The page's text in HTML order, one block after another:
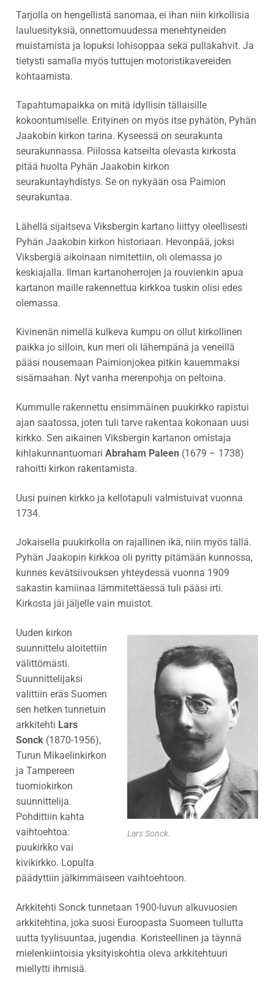
Tarjolla on hengellistä sanomaa, ei ihan niin kirkollisia
lauluesityksiä, onnettomuudessa menehtyneiden
muistamista ja lopuksi lohisoppaa sekä pullakahvit. Ja
tietysti samalla myös tuttujen motoristikavereiden
kohtaamista.
Tapahtumapaikka on mitä idyllisin tällaisille
kokoontumiselle. Erityinen on myös itse pyhätön, Pyhän
Jaakobin kirkon tarina. Kyseessä on seurakunta
seurakunnassa. Piilossa katseilta olevasta kirkosta
pitää huolta Pyhän Jaakobin kirkon
seurakuntayhdistys. Se on nykyään osa Paimion
seurakuntaa.
Lähellä sijaitseva Viksbergin kartano liittyy oleellisesti
Pyhän Jaakobin kirkon historiaan. Hevonpää, joksi
Viksbergiä aikoinaan nimitettiin, oli olemassa jo
keskiajalla. Ilman kartanoherrojen ja rouvienkin apua
kartanon maille rakennettua kirkkoa tuskin olisi edes
olemassa.
Kivinenän nimellä kulkeva kumpu on ollut kirkollinen
paikka jo silloin, kun meri oli lähempänä ja veneillä
pääsi nousemaan Paimionjokea pitkin kauemmaksi
sisämaahan. Nyt vanha merenpohja on peltoina.
Kummulle rakennettu ensimmäinen puukirkko rapistui
ajan saatossa, joten tuli tarve rakentaa kokonaan uusi
kirkko. Sen aikainen Viksbergin kartanon omistaja
kihlakunnantuomari Abraham Paleen (1679 – 1738)
rahoitti kirkon rakentamista.
Uusi puinen kirkko ja kellotapuli valmistuivat vuonna
1734.
Jokaisella puukirkolla on rajallinen ikä, niin myös tällä.
Pyhän Jaakopin kirkkoa oli pyritty pitämään kunnossa,
kunnes kevätsiivouksen yhteydessä vuonna 1909
sakastin kamiinaa lämmitettäessä tuli pääsi irti.
Kirkosta jäi jäljelle vain muistot.
Lars Sonck.
Uuden kirkon
suunnittelu aloitettiin
välittömästi.
Suunnittelijaksi
valittiin eräs Suomen
sen hetken tunnetuin
arkkitehti Lars
Sonck (1870-1956),
Turun Mikaelinkirkon
ja Tampereen
tuomiokirkon
suunnittelija.
Pohdittiin kahta
vaihtoehtoa:
puukirkko vai
kivikirkko. Lopulta
päädyttiin jälkimmäiseen vaihtoehtoon.
Arkkitehti Sonck tunnetaan 1900-luvun alkuvuosien
arkkitehtina, joka suosi Euroopasta Suomeen tullutta
uutta tyylisuuntaa, jugendia. Koristeellinen ja täynnä
mielenkiintoisia yksityiskohtia oleva arkkitehtuuri
miellytti ihmisiä.